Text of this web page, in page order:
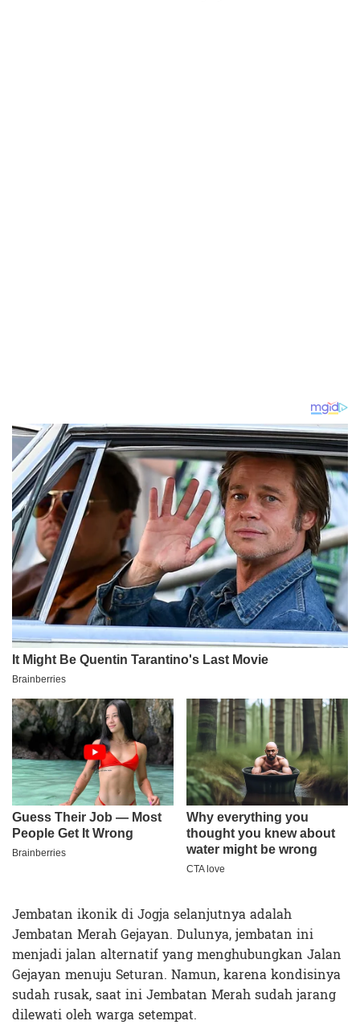
Jembatan ikonik di Jogja selanjutnya adalah
Jembatan Merah Gejayan. Dulunya, jembatan ini
menjadi jalan alternatif yang menghubungkan Jalan
Gejayan menuju Seturan. Namun, karena kondisinya
sudah rusak, saat ini Jembatan Merah sudah jarang
dilewati oleh warga setempat.